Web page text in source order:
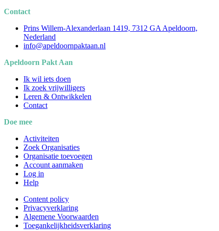
Contact
Prins Willem-Alexanderlaan 1419, 7312 GA Apeldoorn,
Nederland
info@apeldoornpaktaan.nl
Apeldoorn Pakt Aan
Ik wil iets doen
Ik zoek vrijwilligers
Leren & Ontwikkelen
Contact
Doe mee
Activiteiten
Zoek Organisaties
Organisatie toevoegen
Account aanmaken
Log in
Help
Content policy
Privacyverklaring
Algemene Voorwaarden
Toegankelijkheidsverklaring